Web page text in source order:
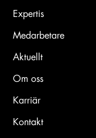
Expertis
Medarbetare
Aktuellt
Om oss
Karriär
Kontakt